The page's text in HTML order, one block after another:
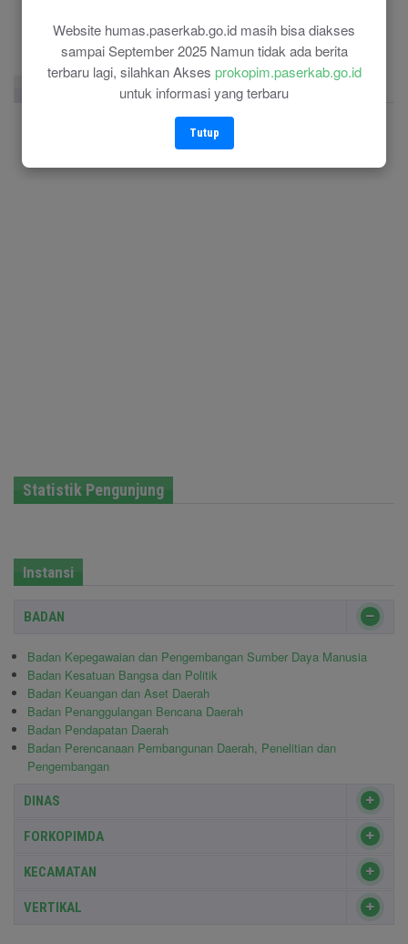
Website humas.paserkab.go.id masih bisa diakses
sampai September 2025 Namun tidak ada berita
terbaru lagi, silahkan Akses prokopim.paserkab.go.id
untuk informasi yang terbaru
Tutup
Facebook Page Twitter Instagram
Statistik Pengunjung
Instansi
BADAN
Badan Kepegawaian dan Pengembangan Sumber Daya Manusia
Badan Kesatuan Bangsa dan Politik
Badan Keuangan dan Aset Daerah
Badan Penanggulangan Bencana Daerah
Badan Pendapatan Daerah
Badan Perencanaan Pembangunan Daerah, Penelitian dan
Pengembangan
DINAS
FORKOPIMDA
KECAMATAN
VERTIKAL